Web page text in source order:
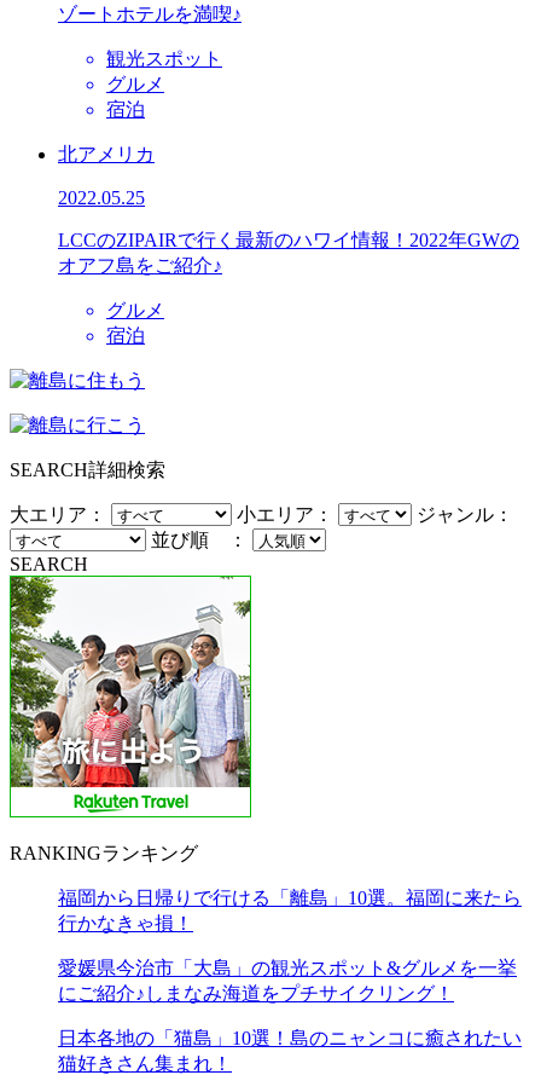
ゾートホテルを満喫♪
観光スポット
グルメ
宿泊
北アメリカ
2022.05.25
LCCのZIPAIRで行く最新のハワイ情報！2022年GWの
オアフ島をご紹介♪
グルメ
宿泊
SEARCH詳細検索
大エリア： 小エリア：
ジャンル：
並び順 ：
SEARCH
RANKINGランキング
福岡から日帰りで行ける「離島」10選。福岡に来たら
行かなきゃ損！
愛媛県今治市「大島」の観光スポット&グルメを一挙
にご紹介♪しまなみ海道をプチサイクリング！
日本各地の「猫島」10選！島のニャンコに癒されたい
猫好きさん集まれ！